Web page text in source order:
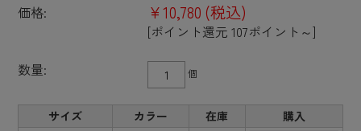
価格: ¥10,780 (税込)
[ポイント還元 107ポイント～]
数量:
個
サイズ カラー 在庫 購入